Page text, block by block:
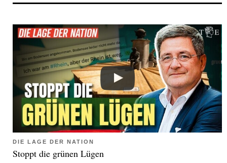
DIE LAGE DER NATION
Stoppt die grünen Lügen